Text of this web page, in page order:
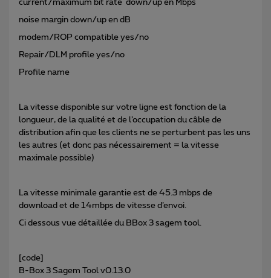
current/maximum bit rate down/up en Mbps
noise margin down/up en dB
modem/ROP compatible yes/no
Repair/DLM profile yes/no
Profile name
La vitesse disponible sur votre ligne est fonction de la
longueur, de la qualité et de l’occupation du câble de
distribution afin que les clients ne se perturbent pas les uns
les autres (et donc pas nécessairement = la vitesse
maximale possible)
La vitesse minimale garantie est de 45.3 mbps de
download et de 14mbps de vitesse d’envoi.
Ci dessous vue détaillée du BBox 3 sagem tool.
[code]
B-Box 3 Sagem Tool v0.13.0